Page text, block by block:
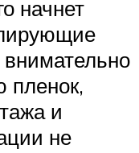
начнет
внимательно
пленок,
и
не